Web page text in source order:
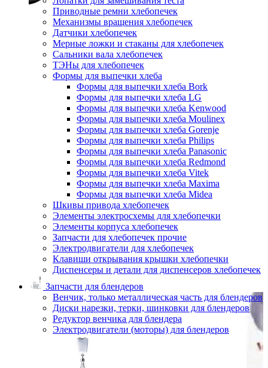
Приводные ремни хлебопечек
Механизмы вращения хлебопечек
Датчики хлебопечек
Мерные ложки и стаканы для хлебопечек
Сальники вала хлебопечек
ТЭНы для хлебопечек
Формы для выпечки хлеба
Формы для выпечки хлеба Bork
Формы для выпечки хлеба LG
Формы для выпечки хлеба Kenwood
Формы для выпечки хлеба Moulinex
Формы для выпечки хлеба Gorenje
Формы для выпечки хлеба Philips
Формы для выпечки хлеба Panasonic
Формы для выпечки хлеба Redmond
Формы для выпечки хлеба Vitek
Формы для выпечки хлеба Maxima
Формы для выпечки хлеба Midea
Шкивы привода хлебопечек
Элементы электросхемы для хлебопечки
Элементы корпуса хлебопечек
Запчасти для хлебопечек прочие
Электродвигатели для хлебопечек
Клавиши открывания крышки хлебопечки
Диспенсеры и детали для диспенсеров хлебопечек
Запчасти для блендеров
Венчик, только металлическая часть для блендеров
Диски нарезки, терки, шинковки для блендеров
Редуктор венчика для блендера
Электродвигатели (моторы) для блендеров